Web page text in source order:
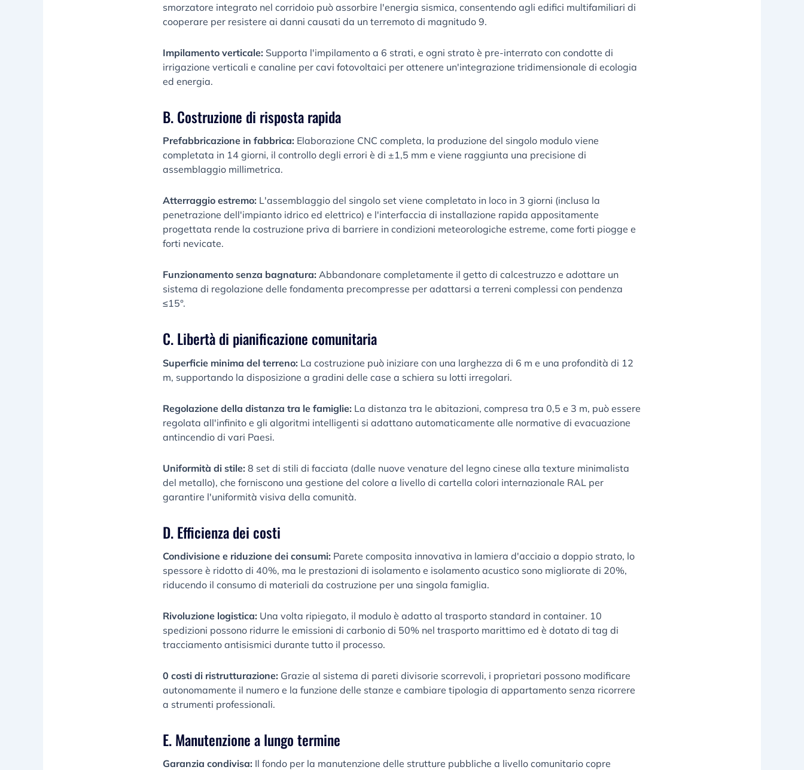
smorzatore integrato nel corridoio può assorbire l'energia sismica, consentendo agli edifici multifamiliari di
cooperare per resistere ai danni causati da un terremoto di magnitudo 9.
Impilamento verticale: Supporta l'impilamento a 6 strati, e ogni strato è pre-interrato con condotte di
irrigazione verticali e canaline per cavi fotovoltaici per ottenere un'integrazione tridimensionale di ecologia
ed energia.
B. Costruzione di risposta rapida
Prefabbricazione in fabbrica: Elaborazione CNC completa, la produzione del singolo modulo viene
completata in 14 giorni, il controllo degli errori è di ±1,5 mm e viene raggiunta una precisione di
assemblaggio millimetrica.
Atterraggio estremo: L'assemblaggio del singolo set viene completato in loco in 3 giorni (inclusa la
penetrazione dell'impianto idrico ed elettrico) e l'interfaccia di installazione rapida appositamente
progettata rende la costruzione priva di barriere in condizioni meteorologiche estreme, come forti piogge e
forti nevicate.
Funzionamento senza bagnatura: Abbandonare completamente il getto di calcestruzzo e adottare un
sistema di regolazione delle fondamenta precompresse per adattarsi a terreni complessi con pendenza
≤15°.
C. Libertà di pianificazione comunitaria
Superficie minima del terreno: La costruzione può iniziare con una larghezza di 6 m e una profondità di 12
m, supportando la disposizione a gradini delle case a schiera su lotti irregolari.
Regolazione della distanza tra le famiglie: La distanza tra le abitazioni, compresa tra 0,5 e 3 m, può essere
regolata all'infinito e gli algoritmi intelligenti si adattano automaticamente alle normative di evacuazione
antincendio di vari Paesi.
Uniformità di stile: 8 set di stili di facciata (dalle nuove venature del legno cinese alla texture minimalista
del metallo), che forniscono una gestione del colore a livello di cartella colori internazionale RAL per
garantire l'uniformità visiva della comunità.
D. Efficienza dei costi
Condivisione e riduzione dei consumi: Parete composita innovativa in lamiera d'acciaio a doppio strato, lo
spessore è ridotto di 40%, ma le prestazioni di isolamento e isolamento acustico sono migliorate di 20%,
riducendo il consumo di materiali da costruzione per una singola famiglia.
Rivoluzione logistica: Una volta ripiegato, il modulo è adatto al trasporto standard in container. 10
spedizioni possono ridurre le emissioni di carbonio di 50% nel trasporto marittimo ed è dotato di tag di
tracciamento antisismici durante tutto il processo.
0 costi di ristrutturazione: Grazie al sistema di pareti divisorie scorrevoli, i proprietari possono modificare
autonomamente il numero e la funzione delle stanze e cambiare tipologia di appartamento senza ricorrere
a strumenti professionali.
E. Manutenzione a lungo termine
Garanzia condivisa: Il fondo per la manutenzione delle strutture pubbliche a livello comunitario copre